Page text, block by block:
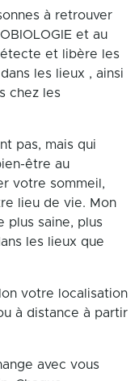
à retrouver
et au
et libère les
les lieux , ainsi
chez les
pas, mais qui
être au
votre sommeil,
lieu de vie. Mon
saine, plus
les lieux que
votre localisation
à distance à partir
avec vous